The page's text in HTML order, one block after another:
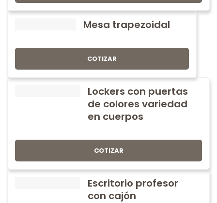
Mesa trapezoidal
COTIZAR
Lockers con puertas
de colores variedad
en cuerpos
COTIZAR
Escritorio profesor
con cajón